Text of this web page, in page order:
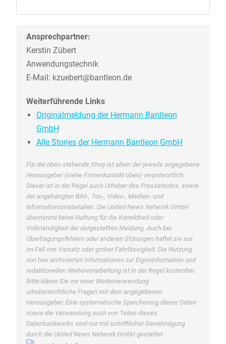
Ansprechpartner:
Kerstin Zübert
Anwendungstechnik
E-Mail: kzuebert@bantleon.de
Weiterführende Links
Originalmeldung der Hermann Bantleon
GmbH
Alle Stories der Hermann Bantleon GmbH
Für die oben stehende Story ist allein der jeweils angegebene
Herausgeber (siehe Firmenkontakt oben) verantwortlich.
Dieser ist in der Regel auch Urheber des Pressetextes, sowie
der angehängten Bild-, Ton-, Video-, Medien- und
Informationsmaterialien. Die United News Network GmbH
übernimmt keine Haftung für die Korrektheit oder
Vollständigkeit der dargestellten Meldung. Auch bei
Übertragungsfehlern oder anderen Störungen haftet sie nur
im Fall von Vorsatz oder grober Fahrlässigkeit. Die Nutzung
von hier archivierten Informationen zur Eigeninformation und
redaktionellen Weiterverarbeitung ist in der Regel kostenfrei.
Bitte klären Sie vor einer Weiterverwendung
urheberrechtliche Fragen mit dem angegebenen
Herausgeber. Eine systematische Speicherung dieser Daten
sowie die Verwendung auch von Teilen dieses
Datenbankwerks sind nur mit schriftlicher Genehmigung
durch die United News Network GmbH gestattet.